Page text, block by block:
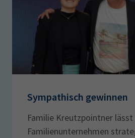
Sympathisch gewinnen
Familie Kreutzpointner lässt
Familienunternehmen